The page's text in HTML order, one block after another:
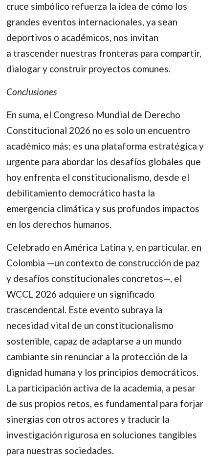
cruce simbólico refuerza la idea de cómo los
grandes eventos internacionales, ya sean
deportivos o académicos, nos invitan
a trascender nuestras fronteras para compartir,
dialogar y construir proyectos comunes.
Conclusiones
En suma, el Congreso Mundial de Derecho
Constitucional 2026 no es solo un encuentro
académico más; es una plataforma estratégica y
urgente para abordar los desafíos globales que
hoy enfrenta el constitucionalismo, desde el
debilitamiento democrático hasta la
emergencia climática y sus profundos impactos
en los derechos humanos.
Celebrado en América Latina y, en particular, en
Colombia —un contexto de construcción de paz
y desafíos constitucionales concretos—, el
WCCL 2026 adquiere un significado
trascendental. Este evento subraya la
necesidad vital de un constitucionalismo
sostenible, capaz de adaptarse a un mundo
cambiante sin renunciar a la protección de la
dignidad humana y los principios democráticos.
La participación activa de la academia, a pesar
de sus propios retos, es fundamental para forjar
sinergias con otros actores y traducir la
investigación rigurosa en soluciones tangibles
para nuestras sociedades.